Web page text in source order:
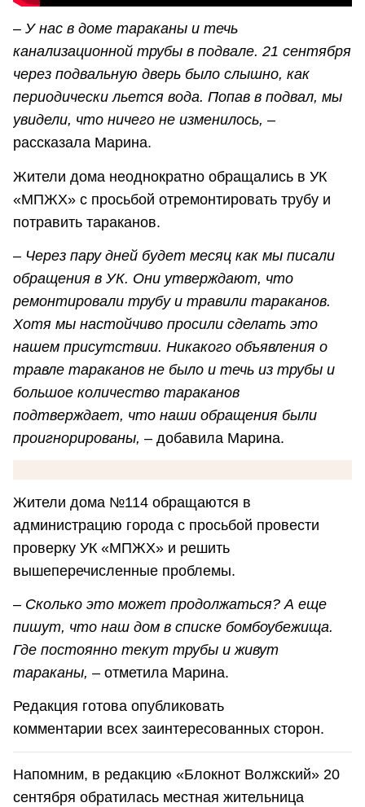
– У нас в доме тараканы и течь
канализационной трубы в подвале. 21 сентября
через подвальную дверь было слышно, как
периодически льется вода. Попав в подвал, мы
увидели, что ничего не изменилось, –
рассказала Марина.
Жители дома неоднократно обращались в УК
«МПЖХ» с просьбой отремонтировать трубу и
потравить тараканов.
– Через пару дней будет месяц как мы писали
обращения в УК. Они утверждают, что
ремонтировали трубу и травили тараканов.
Хотя мы настойчиво просили сделать это
нашем присутствии. Никакого объявления о
травле тараканов не было и течь из трубы и
большое количество тараканов
подтверждает, что наши обращения были
проигнорированы, – добавила Марина.
Жители дома №114 обращаются в
администрацию города с просьбой провести
проверку УК «МПЖХ» и решить
вышеперечисленные проблемы.
– Сколько это может продолжаться? А еще
пишут, что наш дом в списке бомбоубежища.
Где постоянно текут трубы и живут
тараканы, – отметила Марина.
Редакция готова опубликовать
комментарии всех заинтересованных сторон.
Напомним, в редакцию «Блокнот Волжский» 20
сентября обратилась местная жительница